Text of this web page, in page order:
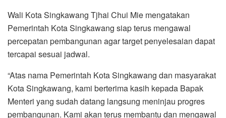
Wali Kota Singkawang Tjhai Chui Mie mengatakan
Pemerintah Kota Singkawang siap terus mengawal
percepatan pembangunan agar target penyelesaian dapat
tercapai sesuai jadwal.
“Atas nama Pemerintah Kota Singkawang dan masyarakat
Kota Singkawang, kami berterima kasih kepada Bapak
Menteri yang sudah datang langsung meninjau progres
pembangunan. Kami akan terus membantu dan mengawal